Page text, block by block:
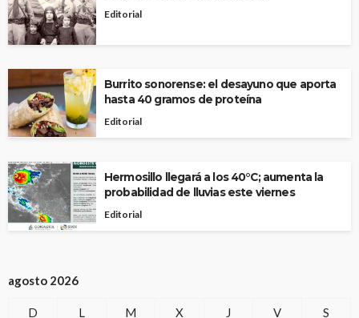
Editorial
Burrito sonorense: el desayuno que aporta
hasta 40 gramos de proteína
Editorial
Hermosillo llegará a los 40°C; aumenta la
probabilidad de lluvias este viernes
Editorial
agosto 2026
D L M X J V
S